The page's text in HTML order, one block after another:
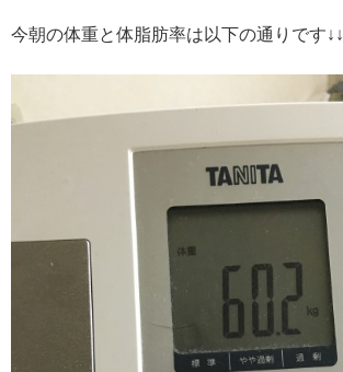
今朝の体重と体脂肪率は以下の通りです↓↓